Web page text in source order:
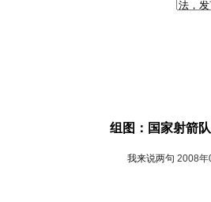
组图：国家射箭
我来说两句 2008年